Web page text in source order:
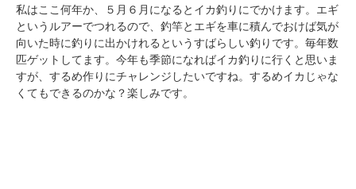
私はここ何年か、５月６月になるとイカ釣りにでかけます。エギ
というルアーでつれるので、釣竿とエギを車に積んでおけば気が
向いた時に釣りに出かけれるというすばらしい釣りです。毎年数
匹ゲットしてます。今年も季節になればイカ釣りに行くと思いま
すが、するめ作りにチャレンジしたいですね。するめイカじゃな
くてもできるのかな？楽しみです。